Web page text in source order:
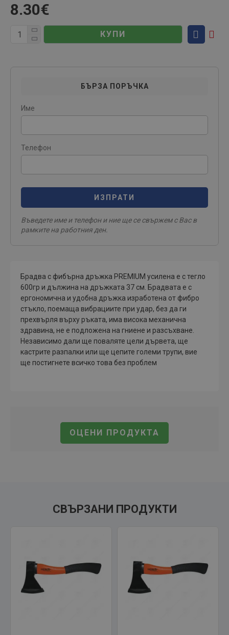
8.30€
КУПИ
БЪРЗА ПОРЪЧКА
Име
Телефон
ИЗПРАТИ
Въведете име и телефон и ние ще се свържем с Вас в
рамките на работния ден.
ОЦЕНИ ПРОДУКТА
Брадва с фибърна дръжка PREMIUM усилена е с тегло
600гр и дължина на дръжката 37 см. Брадвата е с
ергономична и удобна дръжка изработена от фибро
стъкло, поемаща вибрациите при удар, без да ги
прехвърля върху ръката, има висока механична
здравина, не е подложена на гниене и разсъхване.
Независимо дали ще поваляте цели дървета, ще
кастрите разпалки или ще цепите големи трупи, вие
ще постигнете всичко това без проблем
СВЪРЗАНИ ПРОДУКТИ